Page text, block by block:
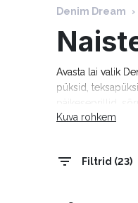
Denim Dream ›
Avasta lai valik
püksid,
Tommy Hilfiger,
Kuva rohkem
Filtrid (23)